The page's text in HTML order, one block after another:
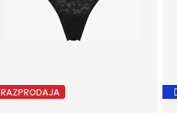
RAZPRODAJA